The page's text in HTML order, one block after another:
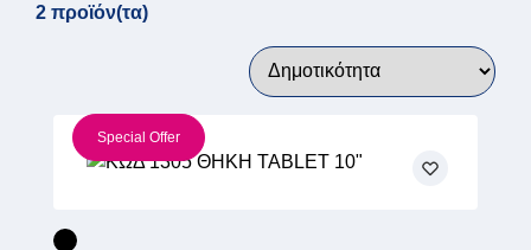
2 προϊόν(τα)
Special Offer